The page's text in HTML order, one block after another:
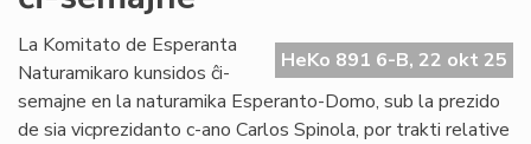
HeKo 891 6-B, 22 okt 25
La Komitato de Esperanta
Naturamikaro kunsidos ĉi-
semajne en la naturamika Esperanto-Domo, sub la prezido
de sia vicprezidanto c-ano Carlos Spinola, por trakti relative